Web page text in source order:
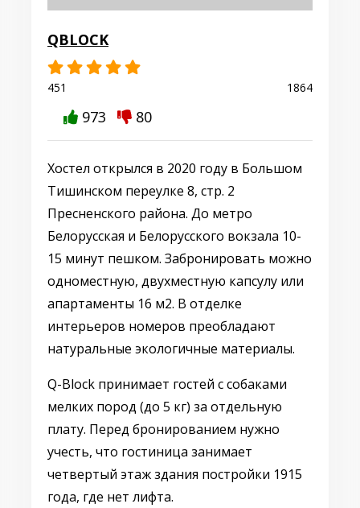
QBLOCK
451 1864
973 80
Хостел открылся в 2020 году в Большом
Тишинском переулке 8, стр. 2
Пресненского района. До метро
Белорусская и Белорусского вокзала 10-
15 минут пешком. Забронировать можно
одноместную, двухместную капсулу или
апартаменты 16 м2. В отделке
интерьеров номеров преобладают
натуральные экологичные материалы.
Q-Block принимает гостей с собаками
мелких пород (до 5 кг) за отдельную
плату. Перед бронированием нужно
учесть, что гостиница занимает
четвертый этаж здания постройки 1915
года, где нет лифта.